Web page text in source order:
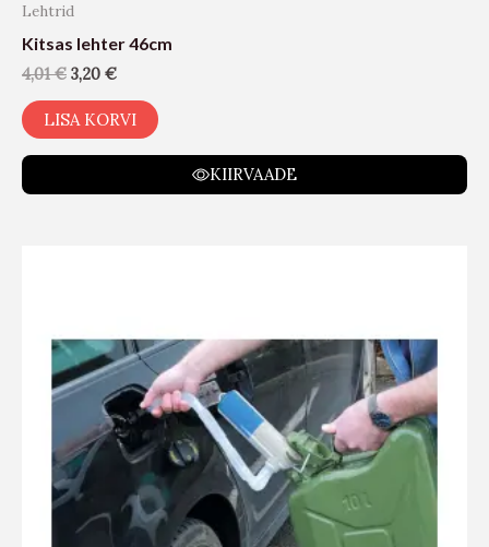
Lehtrid
Kitsas lehter 46cm
4,01€ 3,20 €
LISA KORVI
KIIRVAADE